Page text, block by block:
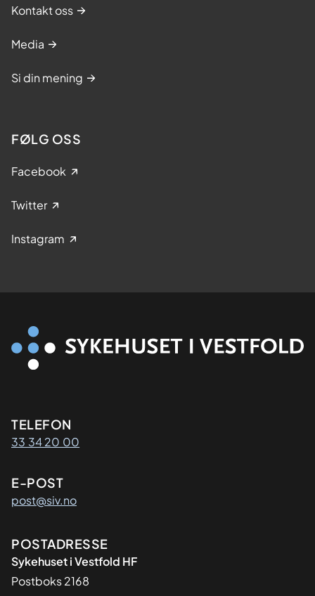
Kontakt oss
Media
Si din mening
FØLG OSS
Facebook
Twitter
Instagram
Kontaktinformasjon
TELEFON
33 34 20 00
E-POST
post@siv.no
Adresse
POSTADRESSE
Sykehuset i Vestfold HF
Postboks 2168